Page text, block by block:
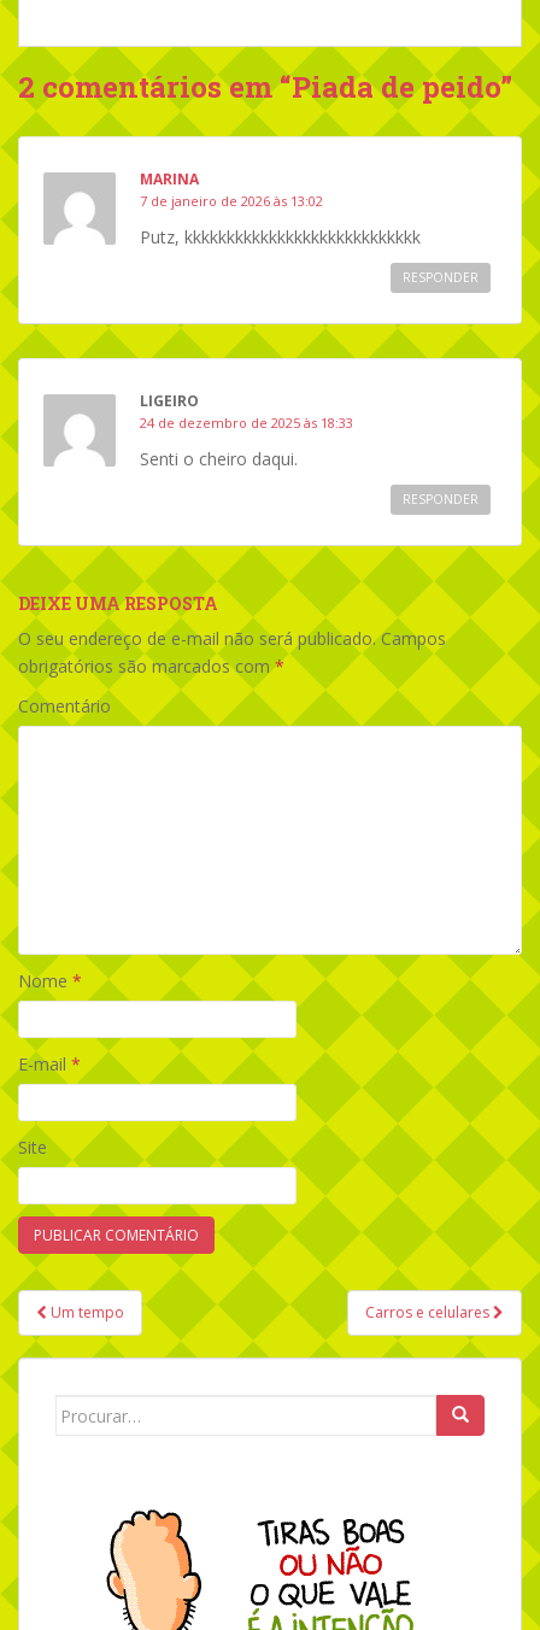
2 comentários em “Piada de peido”
MARINA
7 de janeiro de 2026 às 13:02
Putz, kkkkkkkkkkkkkkkkkkkkkkkkkkkk
RESPONDER
LIGEIRO
24 de dezembro de 2025 às 18:33
Senti o cheiro daqui.
RESPONDER
DEIXE UMA RESPOSTA
O seu endereço de e-mail não será publicado.Campos
obrigatórios são marcados com*
Comentário
Nome *
E-mail *
Site
Navegação de Post
Um tempo Carros e celulares
Search for: